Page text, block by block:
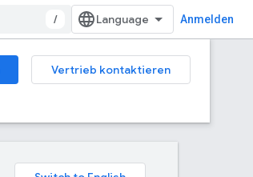
/ Anmelden
Vertrieb kontaktieren